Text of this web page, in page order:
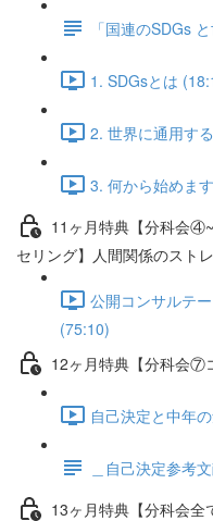
「国連のSDGs
1. SDGsとは
2. 世界に通用す
3. 何から始めま
11ヶ月特典【分科会
セリング】人間関係のスト
公開コンサルテ
(75:10)
12ヶ月特典【分科会⑦
自己決定と中年
＿自己決定参考
13ヶ月特典【分科会全